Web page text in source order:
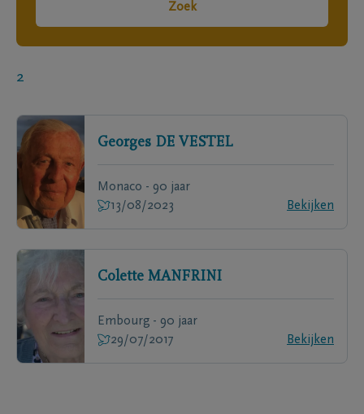
Zoek
2
Georges DE VESTEL
Monaco - 90 jaar
13/08/2023
Bekijken
Colette MANFRINI
Embourg - 90 jaar
29/07/2017
Bekijken